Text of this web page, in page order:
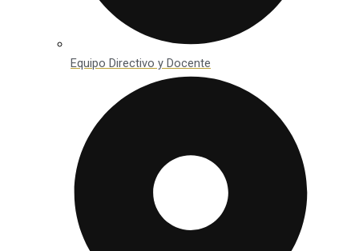
Equipo Directivo y Docente